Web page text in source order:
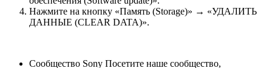
Нажмите на кнопку «Память (Storage)» → «УДАЛИТЬ
ДАННЫЕ (CLEAR DATA)».
Сообщество Sony Посетите наше сообщество,